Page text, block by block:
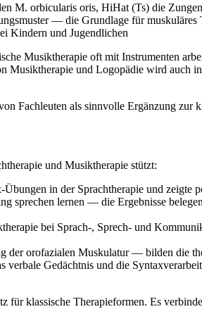
M. orbicularis oris, HiHat (Ts) die
— die Grundlage für muskuläres
Kindern und Jugendlichen
Musiktherapie oft mit Instrumenten
und Logopädie wird auch
Fachleuten als sinnvolle Ergänzung zur
und Musiktherapie stützt:
in der Sprachtherapie und
sprechen lernen — die Ergebnisse
bei Sprach-, Sprech- und
orofazialen Muskulatur — bilden die
verbale Gedächtnis und die
für klassische Therapieformen. Es